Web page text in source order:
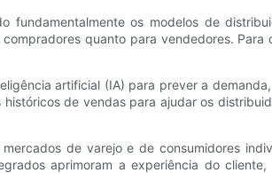
fundamentalmente os modelos de
quanto para vendedores. Para
artificial (IA) para prever a
de vendas para ajudar os
de varejo e de consumidores
aprimoram a experiência do cliente,